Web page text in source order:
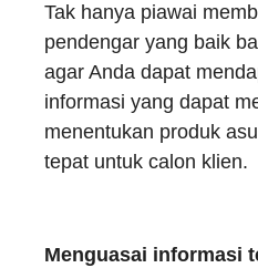
Tak hanya piawai
pendengar yang baik
agar Anda dapat
informasi yang dapat
menentukan produk
tepat untuk calon klien.
Menguasai informasi